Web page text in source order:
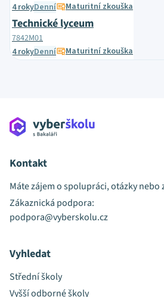
4 rokyDenní Maturitní zkouška
Technické lyceum
7842M01
4 rokyDenní Maturitní zkouška
Kontakt
Máte zájem o spolupráci, otázky nebo
Zákaznická podpora:
podpora@vyberskolu.cz
Vyhledat
Střední školy
Vyšší odborné školy